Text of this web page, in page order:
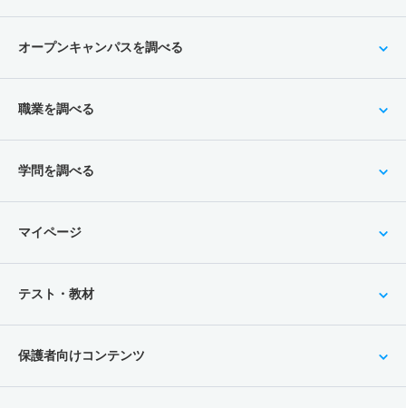
オープンキャンパスを調べる
職業を調べる
学問を調べる
マイページ
テスト・教材
保護者向けコンテンツ